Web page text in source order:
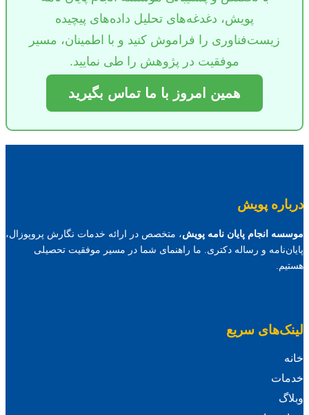
پویش، دغدغه‌های تحلیل داده‌های پیچیده
زیست‌فناوری را فراموش کنید و با اطمینان، مسیر
موفقیت در پژوهش را طی نمایید.
همین امروز با ما تماس بگیرید
درباره پویش
موسسه انجام پایان نامه پویش، متخصص در ارائه خدمات نگارش پروپوزال،
پایان‌نامه و رساله دکتری. ما راهنمای شما در مسیر موفقیت تحصیلی
هستیم.
لینک‌های سریع
خانه
خدمات
وبلاگ